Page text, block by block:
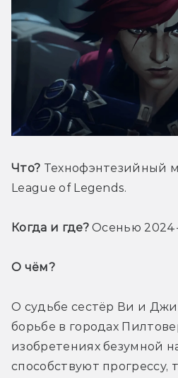
Что? Технофэнтезийный
League of Legends.
Когда и где? Осенью 2024-
О чём?
О судьбе сестёр Ви и
борьбе в городах
изобретениях безумной
способствуют прогрессу,